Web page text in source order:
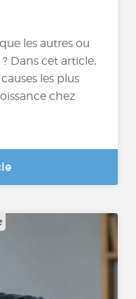
les autres ou
Dans cet article,
les plus
chez